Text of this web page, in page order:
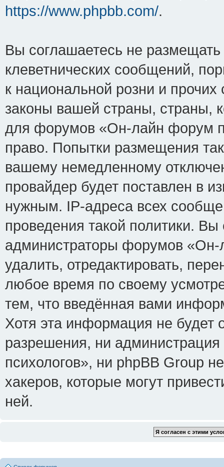
https://www.phpbb.com/.
Вы соглашаетесь не
клеветнических сообщений,
к национальной розни и
законы вашей страны, страны,
для форумов «Он-лайн форум
право. Попытки размещения
вашему немедленному
провайдер будет поставлен в
нужным. IP-адреса всех
проведения такой политики.
администраторы форумов
удалить, отредактировать,
любое время по своему
тем, что введённая вами
Хотя эта информация не будет
разрешения, ни
психологов», ни phpBB Group
хакеров, которые могут
ней.